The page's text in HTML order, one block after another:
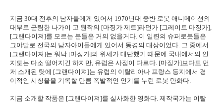
지금 30대 전후의 남자들에게 있어서 1970년대 중반 로봇 애니메이션의
대부로 군림한 나가이 고 원작의 [마징가 제트]라던가 [그레이트 마징가],
[그랜다이져]를 모르는 분들은 거의 없을거다. 이 일련의 슈퍼로봇들은
그야말로 전국의 남자아이들에게 있어서 동경의 대상이었다. 그 중에서
[그랜다이져]는 워낙 [마징가]의 위세가 대단했기 때문에 국내에서의 인
지도는 다소 떨어지긴 하지만, 유럽은 사정이 다르다. [마징가]보다도 먼
저 소개된 탓에 [그랜다이져]는 유럽의 이탈리아나 프랑스 등지에서 경
이적인 시청율을 기록할 만큼 폭발적인 인기를 누린 로봇 만화다.
지금 소개할 작품은 [그랜다이져]를 실사화한 영화다. 제작국가는 이탈